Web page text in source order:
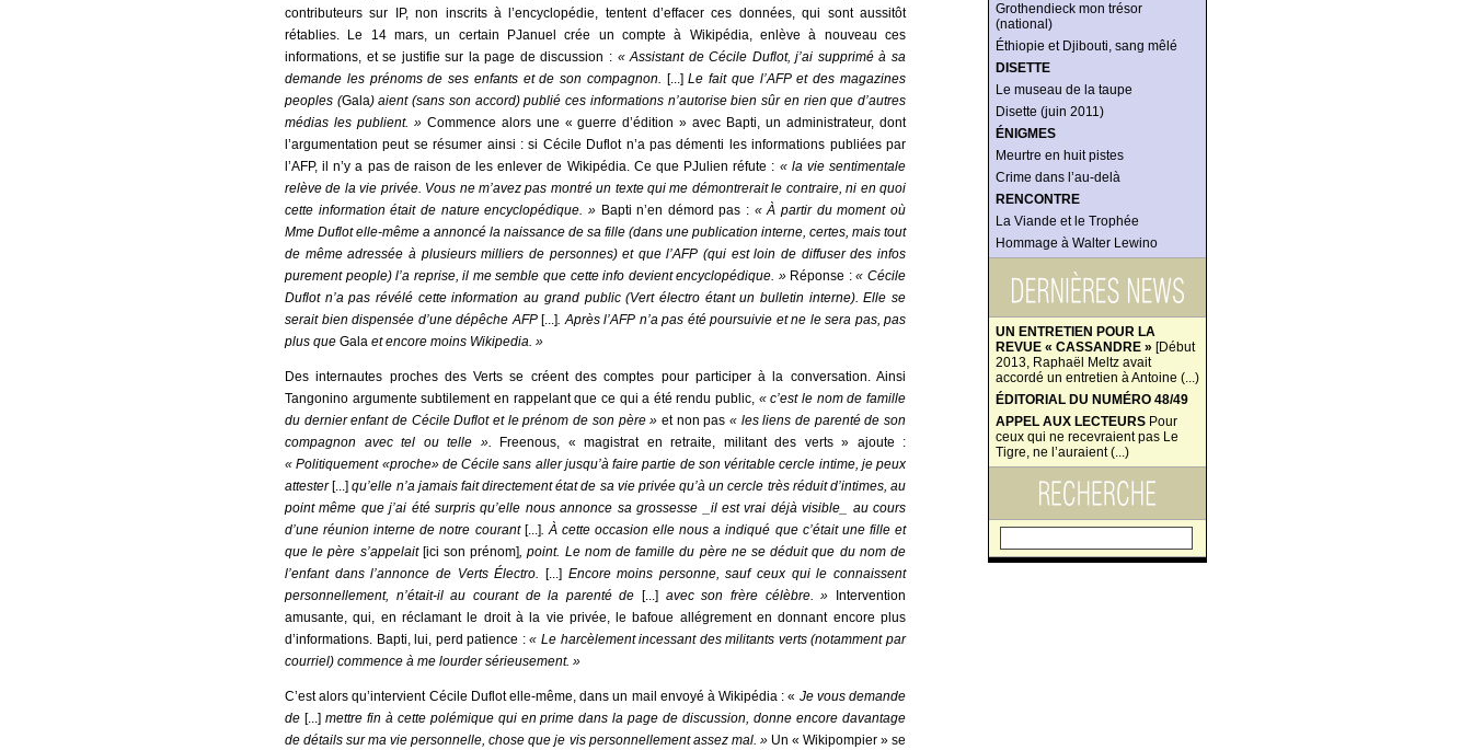
Grothendieck mon trésor
(national)
Éthiopie et Djibouti, sang mêlé
DISETTE
Le museau de la taupe
Disette (juin 2011)
ÉNIGMES
Meurtre en huit pistes
Crime dans l’au-delà
RENCONTRE
La Viande et le Trophée
Hommage à Walter Lewino
UN ENTRETIEN POUR LA
REVUE « CASSANDRE » [Début
2013, Raphaël Meltz avait
accordé un entretien à Antoine (...)
ÉDITORIAL DU NUMÉRO 48/49
APPEL AUX LECTEURS Pour
ceux qui ne recevraient pas Le
Tigre, ne l’auraient (...)
contributeurs sur IP, non inscrits à l’encyclopédie, tentent d’effacer ces données, qui sont aussitôt
rétablies. Le 14 mars, un certain PJanuel crée un compte à Wikipédia, enlève à nouveau ces
informations, et se justifie sur la page de discussion : « Assistant de Cécile Duflot, j’ai supprimé à sa
demande les prénoms de ses enfants et de son compagnon. [...] Le fait que l’AFP et des magazines
peoples (Gala) aient (sans son accord) publié ces informations n’autorise bien sûr en rien que d’autres
médias les publient. » Commence alors une « guerre d’édition » avec Bapti, un administrateur, dont
l’argumentation peut se résumer ainsi : si Cécile Duflot n’a pas démenti les informations publiées par
l’AFP, il n’y a pas de raison de les enlever de Wikipédia. Ce que PJulien réfute : « la vie sentimentale
relève de la vie privée. Vous ne m’avez pas montré un texte qui me démontrerait le contraire, ni en quoi
cette information était de nature encyclopédique. » Bapti n’en démord pas : « À partir du moment où
Mme Duflot elle-même a annoncé la naissance de sa fille (dans une publication interne, certes, mais tout
de même adressée à plusieurs milliers de personnes) et que l’AFP (qui est loin de diffuser des infos
purement people) l’a reprise, il me semble que cette info devient encyclopédique. » Réponse :« Cécile
Duflot n’a pas révélé cette information au grand public (Vert électro étant un bulletin interne). Elle se
serait bien dispensée d’une dépêche AFP [...]. Après l’AFP n’a pas été poursuivie et ne le sera pas, pas
plus que Gala et encore moins Wikipedia. »
Des internautes proches des Verts se créent des comptes pour participer à la conversation. Ainsi
Tangonino argumente subtilement en rappelant que ce qui a été rendu public, « c’est le nom de famille
du dernier enfant de Cécile Duflot et le prénom de son père » et non pas « les liens de parenté de son
compagnon avec tel ou telle ».
Freenous, « magistrat en retraite, militant des verts » ajoute :
« Politiquement «proche» de Cécile sans aller jusqu’à faire partie de son véritable cercle intime, je peux
attester [...] qu’elle n’a jamais fait directement état de sa vie privée qu’à un cercle très réduit d’intimes, au
point même que j’ai été surpris qu’elle nous annonce sa grossesse _il est vrai déjà visible_ au cours
d’une réunion interne de notre courant [...]. À cette occasion elle nous a indiqué que c’était une fille et
que le père s’appelait [ici son prénom], point. Le nom de famille du père ne se déduit que du nom de
l’enfant dans l’annonce de Verts Électro. [...] Encore moins personne, sauf ceux qui le connaissent
personnellement, n’était-il au courant de la parenté de [...] avec son frère célèbre. »
Intervention
amusante, qui, en réclamant le droit à la vie privée, le bafoue allégrement en donnant encore plus
d’informations. Bapti, lui, perd patience :« Le harcèlement incessant des militants verts (notamment par
courriel) commence à me lourder sérieusement. »
C’est alors qu’intervient Cécile Duflot elle-même, dans un mail envoyé à Wikipédia : « Je vous demande
de [...] mettre fin à cette polémique qui en prime dans la page de discussion, donne encore davantage
de détails sur ma vie personnelle, chose que je vis personnellement assez mal. » Un « Wikipompier » se